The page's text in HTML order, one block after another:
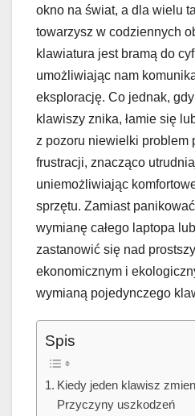
okno na świat, a dla wielu
towarzysz w codziennych
klawiatura jest bramą do
umożliwiając nam
eksplorację. Co jednak,
klawiszy znika, łamie się
z pozoru niewielki problem
frustracji, znacząco
uniemożliwiając
sprzętu. Zamiast
wymianę całego laptopa
zastanowić się nad
ekonomicznym i
wymianą pojedynczego
Spis
Kiedy jeden klawisz
Przyczyny uszkodzeń